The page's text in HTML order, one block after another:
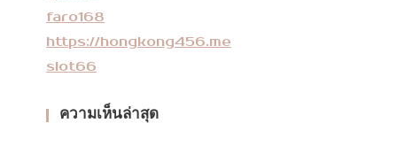
faro168
https://hongkong456.me
slot66
ความเห็นล่าสุด